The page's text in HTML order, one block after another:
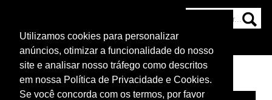
Utilizamos cookies para personalizar
anúncios, otimizar a funcionalidade do nosso
site e analisar nosso tráfego como descritos
em nossa Política de Privacidade e Cookies.
Se você concorda com os termos, por favor
NOTÍCIAS